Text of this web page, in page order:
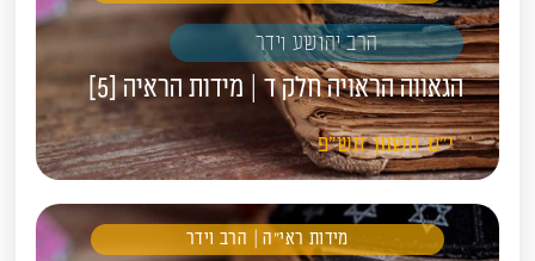
הרב יהושע וידר
הגאווה הראויה חלק ד | מידות הראיה [5]
י"ט חשוון תש"פ
מידות ראי"ה | הרב וידר